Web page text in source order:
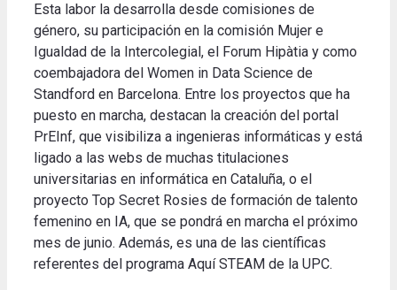
Esta labor la desarrolla desde comisiones de
género, su participación en la comisión Mujer e
Igualdad de la Intercolegial, el Forum Hipàtia y como
coembajadora del Women in Data Science de
Standford en Barcelona. Entre los proyectos que ha
puesto en marcha, destacan la creación del portal
PrEInf, que visibiliza a ingenieras informáticas y está
ligado a las webs de muchas titulaciones
universitarias en informática en Cataluña, o el
proyecto Top Secret Rosies de formación de talento
femenino en IA, que se pondrá en marcha el próximo
mes de junio. Además, es una de las científicas
referentes del programa Aquí STEAM de la UPC.